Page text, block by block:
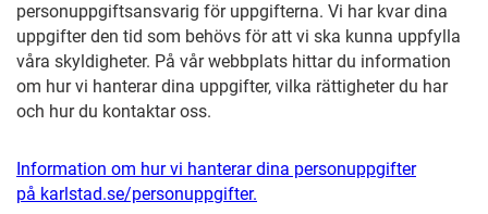
personuppgiftsansvarig för uppgifterna. Vi har kvar dina
uppgifter den tid som behövs för att vi ska kunna uppfylla
våra skyldigheter. På vår webbplats hittar du information
om hur vi hanterar dina uppgifter, vilka rättigheter du har
och hur du kontaktar oss.
Information om hur vi hanterar dina personuppgifter
på karlstad.se/personuppgifter.